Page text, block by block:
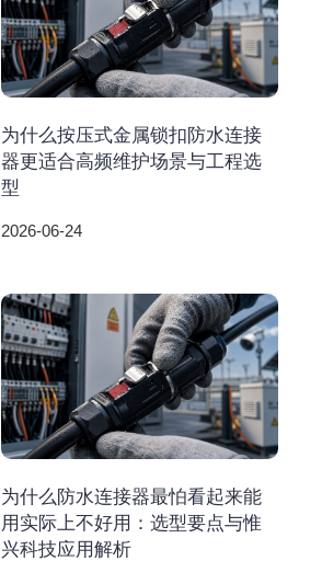
为什么按压式金属锁扣防水连接
器更适合高频维护场景与工程选
型
2026-06-24
为什么防水连接器最怕看起来能
用实际上不好用：选型要点与惟
兴科技应用解析